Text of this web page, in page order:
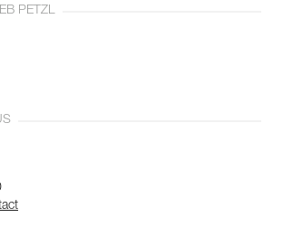
PETZL